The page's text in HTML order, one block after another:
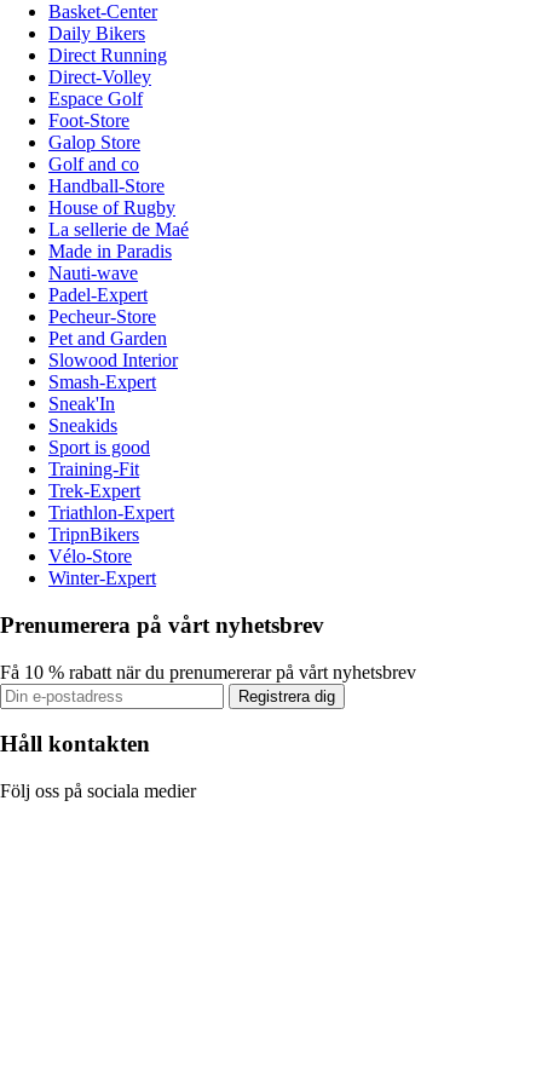
Basket-Center
Daily Bikers
Direct Running
Direct-Volley
Espace Golf
Foot-Store
Galop Store
Golf and co
Handball-Store
House of Rugby
La sellerie de Maé
Made in Paradis
Nauti-wave
Padel-Expert
Pecheur-Store
Pet and Garden
Slowood Interior
Smash-Expert
Sneak'In
Sneakids
Sport is good
Training-Fit
Trek-Expert
Triathlon-Expert
TripnBikers
Vélo-Store
Winter-Expert
Prenumerera på vårt nyhetsbrev
Få 10 % rabatt när du prenumererar på vårt nyhetsbrev
Registrera dig
Håll kontakten
Följ oss på sociala medier